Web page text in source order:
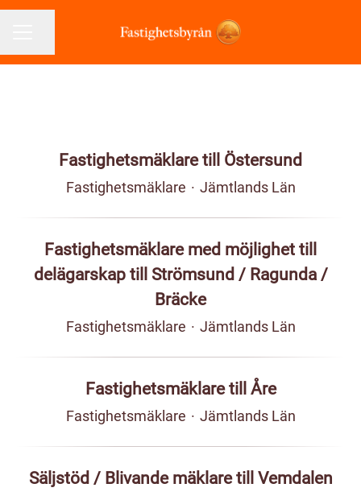
Fastighetsmäklare till Östersund
Fastighetsmäklare · Jämtlands Län
Fastighetsmäklare med möjlighet till
delägarskap till Strömsund / Ragunda /
Bräcke
Fastighetsmäklare · Jämtlands Län
Fastighetsmäklare till Åre
Fastighetsmäklare · Jämtlands Län
Säljstöd / Blivande mäklare till Vemdalen